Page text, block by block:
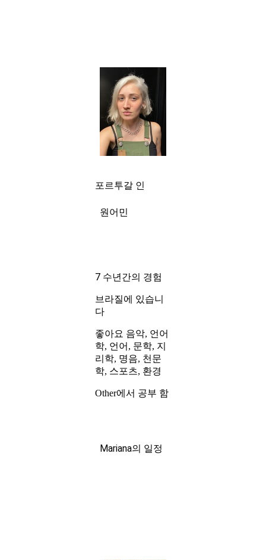
포르투갈 인
원어민
7 수년간의 경험
브라질에 있습니
다
좋아요 음악, 언어
학, 언어, 문학, 지
리학, 명음, 천문
학, 스포츠, 환경
Other에서 공부 함
Mariana의 일정